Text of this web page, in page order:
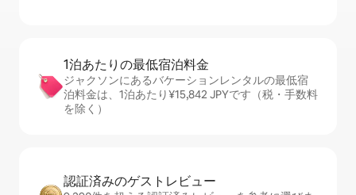
1泊あたりの最⁠低⁠宿⁠泊⁠料⁠金
ジャクソンにあるバケーションレンタルの最低宿
泊料金は、1泊あたり¥15,842 JPYです（税・手数料
を除く）
認証済みのゲ⁠ス⁠ト⁠レ⁠ビ⁠ュ⁠ー